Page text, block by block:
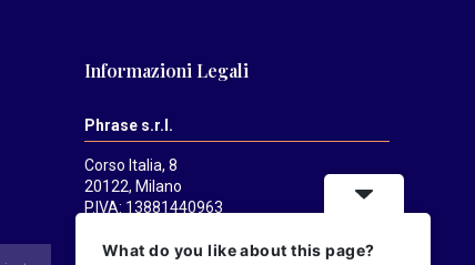
Informazioni Legali
Phrase s.r.l.
Corso Italia, 8
20122, Milano
P.IVA: 13881440963
Mediatrendsè una testata registrata
What do you like about this page?